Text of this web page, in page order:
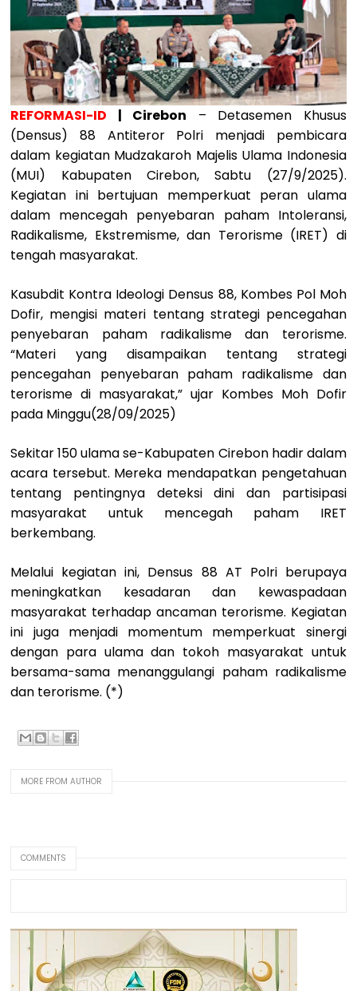
REFORMASI-ID | Cirebon – Detasemen Khusus
(Densus) 88 Antiteror Polri menjadi pembicara
dalam kegiatan Mudzakaroh Majelis Ulama Indonesia
(MUI) Kabupaten Cirebon, Sabtu (27/9/2025).
Kegiatan ini bertujuan memperkuat peran ulama
dalam mencegah penyebaran paham Intoleransi,
Radikalisme, Ekstremisme, dan Terorisme (IRET) di
tengah masyarakat.
Kasubdit Kontra Ideologi Densus 88, Kombes Pol Moh
Dofir, mengisi materi tentang strategi pencegahan
penyebaran paham radikalisme dan terorisme.
“Materi yang disampaikan tentang strategi
pencegahan penyebaran paham radikalisme dan
terorisme di masyarakat,” ujar Kombes Moh Dofir
pada Minggu(28/09/2025)
Sekitar 150 ulama se-Kabupaten Cirebon hadir dalam
acara tersebut. Mereka mendapatkan pengetahuan
tentang pentingnya deteksi dini dan partisipasi
masyarakat untuk mencegah paham IRET
berkembang.
Melalui kegiatan ini, Densus 88 AT Polri berupaya
meningkatkan kesadaran dan kewaspadaan
masyarakat terhadap ancaman terorisme. Kegiatan
ini juga menjadi momentum memperkuat sinergi
dengan para ulama dan tokoh masyarakat untuk
bersama-sama menanggulangi paham radikalisme
dan terorisme. (*)
MORE FROM AUTHOR
COMMENTS